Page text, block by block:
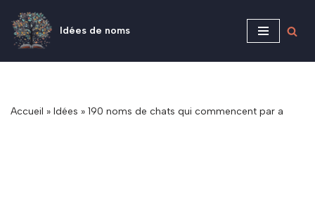
Aller
Idées de noms
Accueil » Idées » 190 noms de chats qui commencent par a